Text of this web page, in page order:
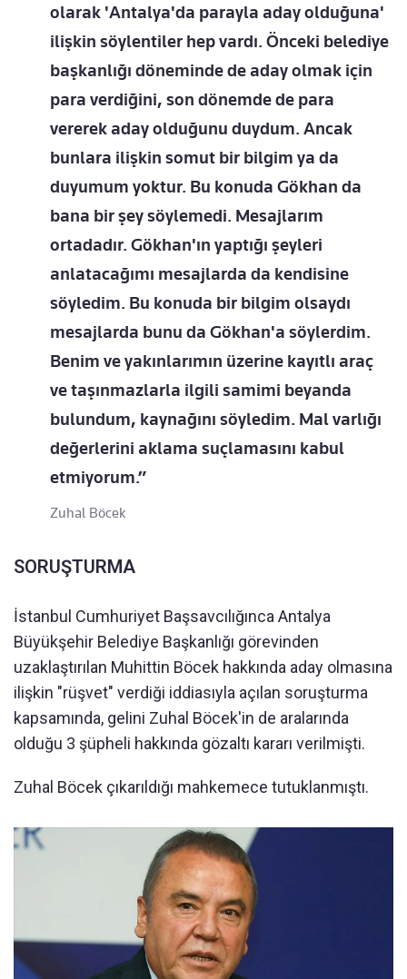
olarak 'Antalya'da parayla aday olduğuna'
ilişkin söylentiler hep vardı. Önceki belediye
başkanlığı döneminde de aday olmak için
para verdiğini, son dönemde de para
vererek aday olduğunu duydum. Ancak
bunlara ilişkin somut bir bilgim ya da
duyumum yoktur. Bu konuda Gökhan da
bana bir şey söylemedi. Mesajlarım
ortadadır. Gökhan'ın yaptığı şeyleri
anlatacağımı mesajlarda da kendisine
söyledim. Bu konuda bir bilgim olsaydı
mesajlarda bunu da Gökhan'a söylerdim.
Benim ve yakınlarımın üzerine kayıtlı araç
ve taşınmazlarla ilgili samimi beyanda
bulundum, kaynağını söyledim. Mal varlığı
değerlerini aklama suçlamasını kabul
etmiyorum.”
Zuhal Böcek
SORUŞTURMA
İstanbul Cumhuriyet Başsavcılığınca Antalya
Büyükşehir Belediye Başkanlığı görevinden
uzaklaştırılan Muhittin Böcek hakkında aday olmasına
ilişkin "rüşvet" verdiği iddiasıyla açılan soruşturma
kapsamında, gelini Zuhal Böcek'in de aralarında
olduğu 3 şüpheli hakkında gözaltı kararı verilmişti.
Zuhal Böcek çıkarıldığı mahkemece tutuklanmıştı.